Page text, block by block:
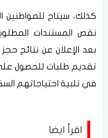
كذلك، سيتاح
نقص المستندات
بعد الإعلان عن نتائج
تقديم طلبات للحصول
في تلبية احتياجاتهم
اقرأ ايضا